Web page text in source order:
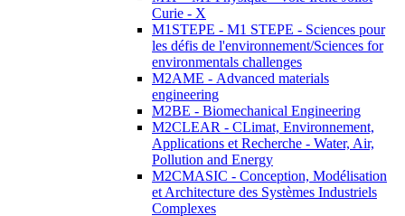
Curie - X
M1STEPE - M1 STEPE - Sciences pour
les défis de l'environnement/Sciences for
environmentals challenges
M2AME - Advanced materials
engineering
M2BE - Biomechanical Engineering
M2CLEAR - CLimat, Environnement,
Applications et Recherche - Water, Air,
Pollution and Energy
M2CMASIC - Conception, Modélisation
et Architecture des Systèmes Industriels
Complexes